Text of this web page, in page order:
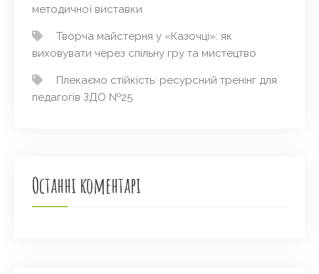
методичної виставки
Творча майстерня у «Казочці»: як
виховувати через спільну гру та мистецтво
Плекаємо стійкість: ресурсний тренінг для
педагогів ЗДО №25
Останні коментарі